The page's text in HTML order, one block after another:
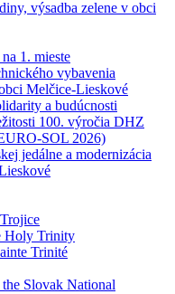
výsadba zelene v obci
1. mieste
vybavenia
Melčice-Lieskové
a budúcnosti
100. výročia DHZ
SOL 2026)
jedálne a modernizácia
Holy Trinity
Trinité
Slovak National